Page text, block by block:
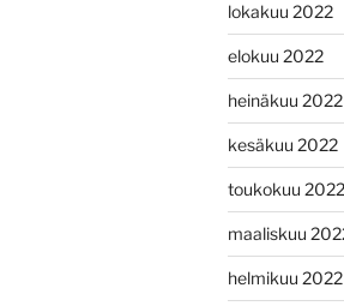
lokakuu 2022
elokuu 2022
heinäkuu 2022
kesäkuu 2022
toukokuu 2022
maaliskuu
helmikuu 2022